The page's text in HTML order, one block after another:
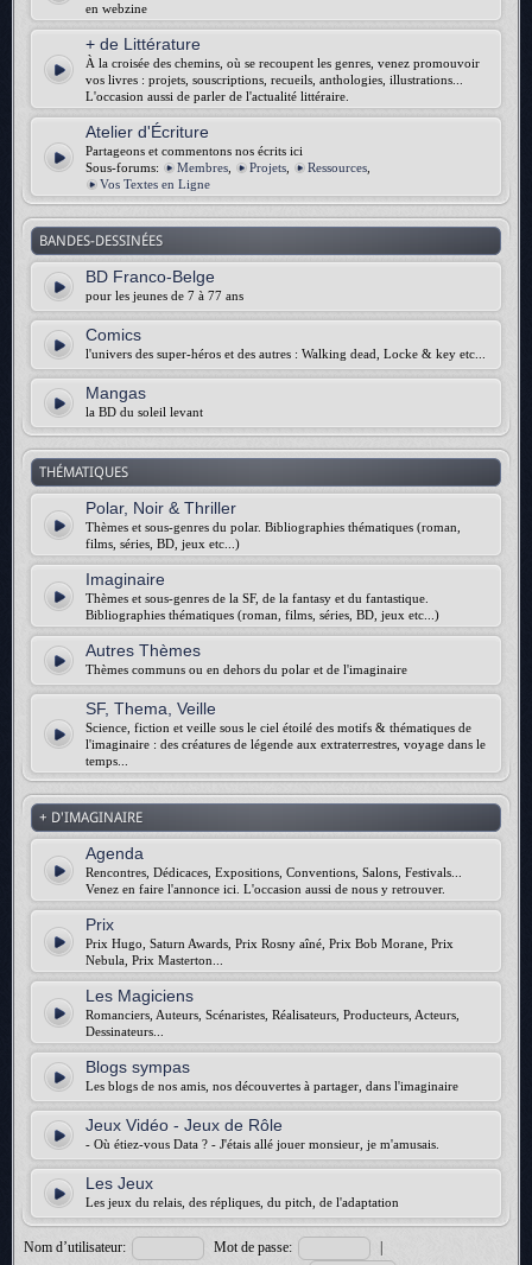
en webzine
+ de Littérature
À la croisée des chemins, où se recoupent les genres, venez promouvoir
vos livres : projets, souscriptions, recueils, anthologies, illustrations...
L'occasion aussi de parler de l'actualité littéraire.
Atelier d'Écriture
Partageons et commentons nos écrits ici
Sous-forums:
Membres Projets Ressources
Vos Textes en Ligne
BANDES-DESSINÉES
BD Franco-Belge
pour les jeunes de 7 à 77 ans
Comics
l'univers des super-héros et des autres : Walking dead, Locke & key etc...
Mangas
la BD du soleil levant
THÉMATIQUES
Polar, Noir & Thriller
Thèmes et sous-genres du polar. Bibliographies thématiques (roman,
films, séries, BD, jeux etc...)
Imaginaire
Thèmes et sous-genres de la SF, de la fantasy et du fantastique.
Bibliographies thématiques (roman, films, séries, BD, jeux etc...)
Autres Thèmes
Thèmes communs ou en dehors du polar et de l'imaginaire
SF, Thema, Veille
Science, fiction et veille sous le ciel étoilé des motifs & thématiques de
l'imaginaire : des créatures de légende aux extraterrestres, voyage dans le
temps...
+ D'IMAGINAIRE
Agenda
Rencontres, Dédicaces, Expositions, Conventions, Salons, Festivals...
Venez en faire l'annonce ici. L'occasion aussi de nous y retrouver.
Prix
Prix Hugo, Saturn Awards, Prix Rosny aîné, Prix Bob Morane, Prix
Nebula, Prix Masterton...
Les Magiciens
Romanciers, Auteurs, Scénaristes, Réalisateurs, Producteurs, Acteurs,
Dessinateurs...
Blogs sympas
Les blogs de nos amis, nos découvertes à partager, dans l'imaginaire
Jeux Vidéo - Jeux de Rôle
- Où étiez-vous Data ? - J'étais allé jouer monsieur, je m'amusais.
Les Jeux
Les jeux du relais, des répliques, du pitch, de l'adaptation
Nom d’utilisateur: Mot de passe:
|